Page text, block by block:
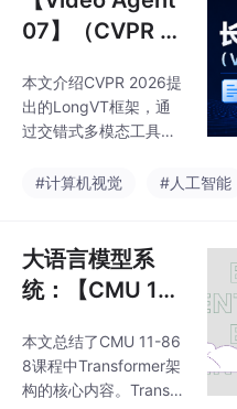
件配置与组件功能，对
比了CPU与GPU架构差
MT执行模式。通过CU
DA编程模型，说明了主
机与设备间的数据传输
组织与调度方式，为深
07】（CVPR 2
Incentivizing
“Thinking with
ia Native Tool
本文介绍CVPR 2026提
出的LongVT框架，通
过交错式多模态工具思
频理解。受人类全局浏
生时间定位能力作为视
频裁剪工具，通过循环
推理聚焦关键片段并减
理中细粒度数据稀缺问
题，作者构建了VideoSI
AH数据集(包含26.5万
#计算机视觉 #人工智能
大语言模型系
统：【CMU 11-
笔记06——Tra
nsformer学习
本文总结了CMU 11-86
8课程中Transformer架
构的核心内容。Transfo